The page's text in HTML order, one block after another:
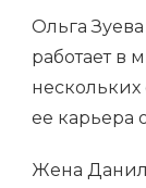
Ольга
работает в
ее карьера
Жена